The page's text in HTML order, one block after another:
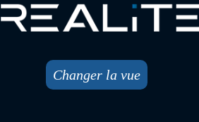
Changer la vue